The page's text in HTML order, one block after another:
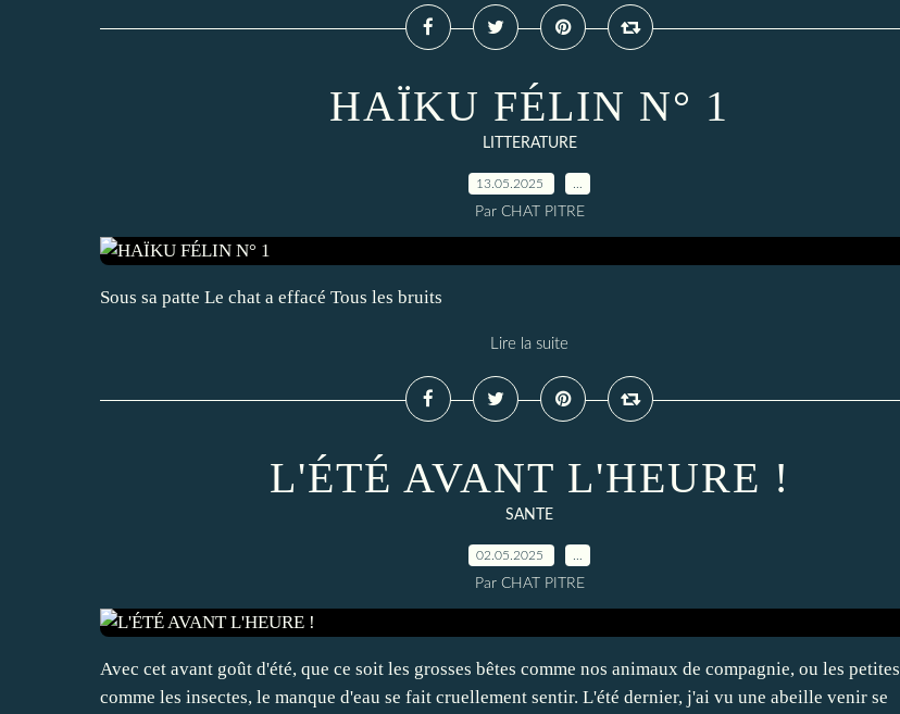
HAÏKU FÉLIN N° 1
LITTERATURE
13.05.2025
Par CHAT PITRE
Sous sa patte Le chat a effacé Tous les bruits
Lire la suite
L'ÉTÉ AVANT L'HEURE !
SANTE
02.05.2025
Par CHAT PITRE
Avec cet avant goût d'été, que ce soit les grosses bêtes comme nos animaux de compagnie, ou les petites
comme les insectes, le manque d'eau se fait cruellement sentir. L'été dernier, j'ai vu une abeille venir se